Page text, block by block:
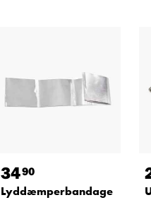
3490
Lyddæmperbandage